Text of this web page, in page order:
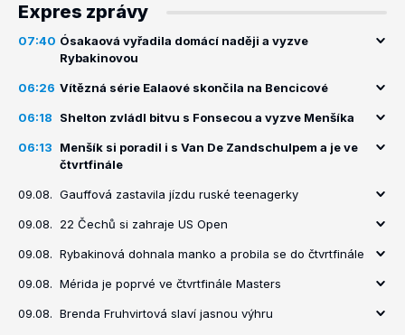
Expres zprávy
07:40 Ósakaová vyřadila domácí naději a vyzve
Rybakinovou
06:26 Vítězná série Ealaové skončila na Bencicové
06:18 Shelton zvládl bitvu s Fonsecou a vyzve Menšíka
06:13
Menšík si poradil i s Van De Zandschulpem a je ve
čtvrtfinále
09.08. Gauffová zastavila jízdu ruské teenagerky
09.08. 22 Čechů si zahraje US Open
09.08. Rybakinová dohnala manko a probila se do čtvrtfinále
09.08. Mérida je poprvé ve čtvrtfinále Masters
09.08. Brenda Fruhvirtová slaví jasnou výhru